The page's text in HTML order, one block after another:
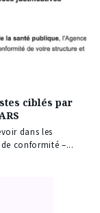
ciblés par
dans les
conformité –...